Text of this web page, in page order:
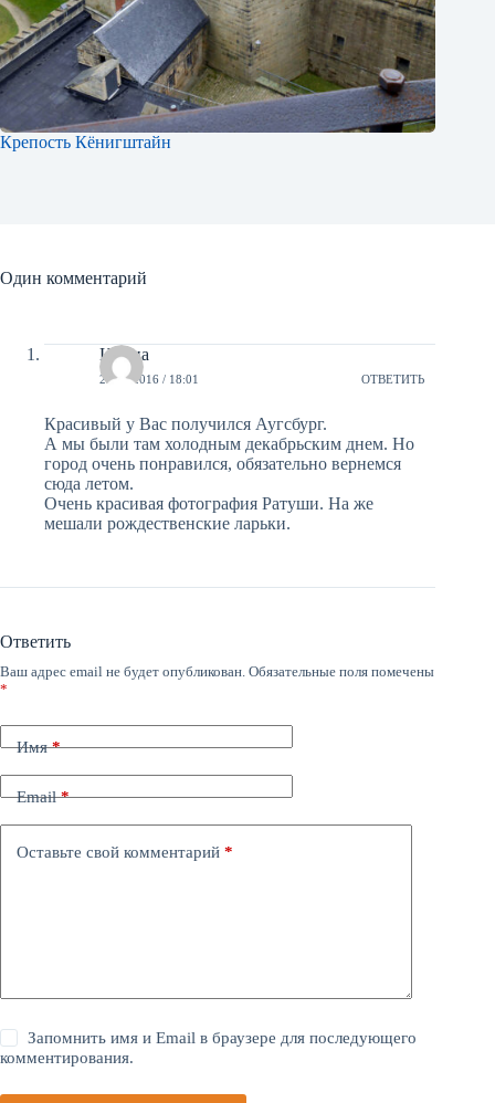
Крепость Кёнигштайн
Один комментарий
Ирина
25/05/2016 / 18:01 ОТВЕТИТЬ
Красивый у Вас получился Аугсбург.
А мы были там холодным декабрьским днем. Но
город очень понравился, обязательно вернемся
сюда летом.
Очень красивая фотография Ратуши. На же
мешали рождественские ларьки.
Ответить
Ваш адрес email не будет опубликован. Обязательные поля помечены
*
Имя*
Email*
Оставьте свой комментарий *
Запомнить имя и Email в браузере для последующего
комментирования.